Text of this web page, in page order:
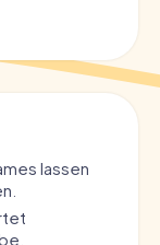
lassen